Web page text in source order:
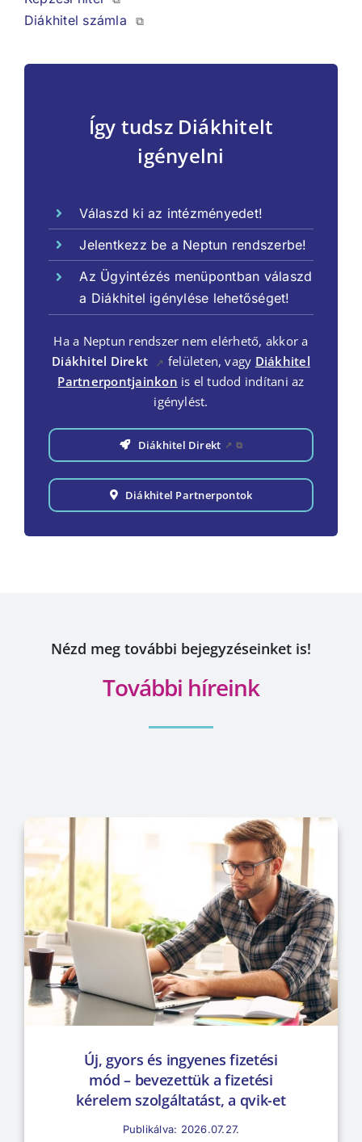
Diákhitel számla ⧉
Így tudsz Diákhitelt
igényelni
Válaszd ki az intézményedet!
Jelentkezz be a Neptun rendszerbe!
Az Ügyintézés menüpontban válaszd
a Diákhitel igénylése lehetőséget!
Ha a Neptun rendszer nem elérhető, akkor a
Diákhitel Direkt
↗ felületen, vagy Diákhitel
Partnerpontjainkon is el tudod indítani az
igénylést.
Diákhitel Direkt ↗ ⧉
Diákhitel Partnerpontok
Nézd meg további bejegyzéseinket is!
További híreink
Új, gyors és ingyenes fizetési
mód – bevezettük a fizetési
kérelem szolgáltatást, a qvik-et
Publikálva: 2026.07.27.